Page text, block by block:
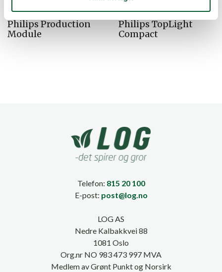
Philips Production
Module
Philips TopLight
Compact
Telefon: 815 20 100
E-post: post@log.no
LOG AS
Nedre Kalbakkvei 88
1081 Oslo
Org.nr NO 983 473 997 MVA
Medlem av Grønt Punkt og Norsirk